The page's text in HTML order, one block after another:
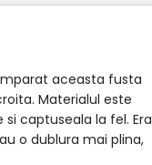
aceasta fusta
Materialul este
captuseala la fel. Era
o dublura mai plina,